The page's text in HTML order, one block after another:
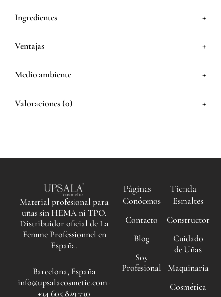
Ingredientes +
Ventajas +
Medio ambiente +
Valoraciones (0) +
Material profesional para
uñas sin HEMA ni TPO.
Distribuidor oficial de La
Femme Professionnel en
España.
Barcelona, España
info@upsalacosmetic.com ·
+34 605 829 730
Páginas
Conócenos
Contacto
Blog
Soy
Profesional
Tienda
Esmaltes
Constructor
Cuidado
de Uñas
Maquinaria
Cosmética